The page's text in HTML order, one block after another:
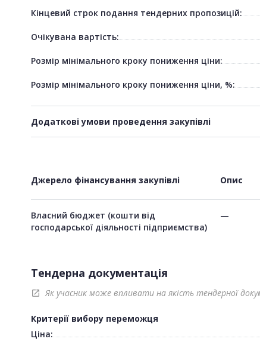
Кінцевий строк подання тендерних пропозицій:
Очікувана вартість:
Розмір мінімального кроку пониження ціни:
Розмір мінімального кроку пониження ціни, %:
Додаткові умови проведення закупівлі
Джерело фінансування закупівлі Опис
Власний бюджет (кошти від
господарської діяльності підприємства)
—
Тендерна документація
open_in_new Як учасник може впливати на якість тендерної
Критерії вибору переможця
Ціна: